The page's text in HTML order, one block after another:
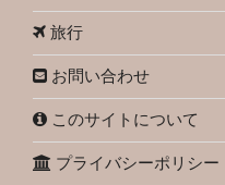
旅行
お問い合わせ
このサイトについて
プライバシーポリシー